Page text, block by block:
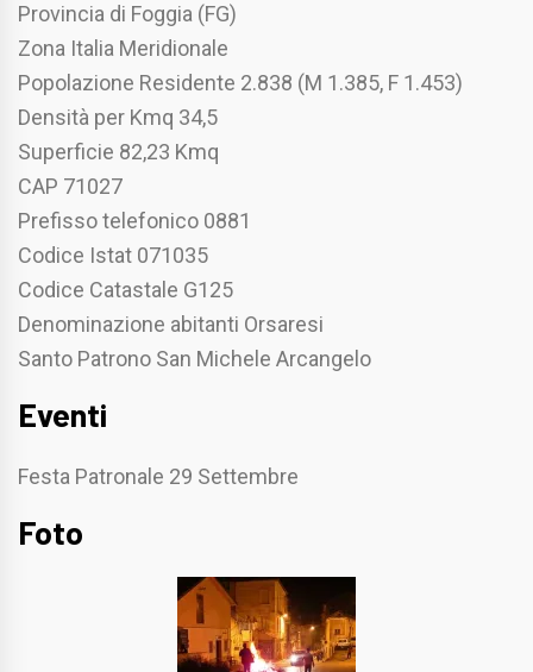
Provincia di Foggia (FG)
Zona Italia Meridionale
Popolazione Residente 2.838 (M 1.385, F 1.453)
Densità per Kmq 34,5
Superficie 82,23 Kmq
CAP 71027
Prefisso telefonico 0881
Codice Istat 071035
Codice Catastale G125
Denominazione abitanti Orsaresi
Santo Patrono San Michele Arcangelo
Eventi
Festa Patronale 29 Settembre
Foto